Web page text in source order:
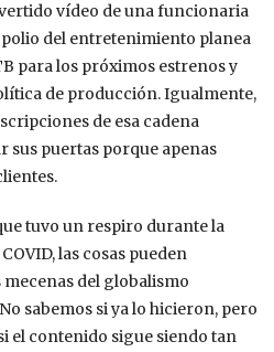
vídeo de una funcionaria
del entretenimiento planea
para los próximos estrenos y
de producción. Igualmente,
de esa cadena
puertas porque apenas
tuvo un respiro durante la
las cosas pueden
del globalismo
sabemos si ya lo hicieron, pero
el contenido sigue siendo tan